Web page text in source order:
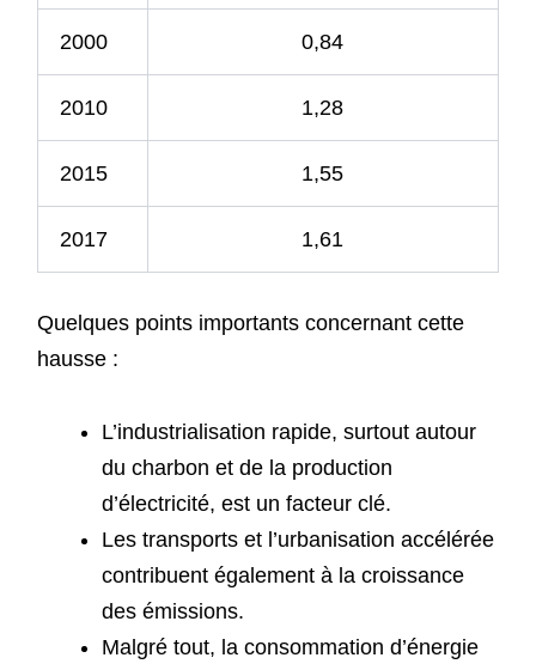
2000 0,84
2010 1,28
2015 1,55
2017 1,61
Quelques points importants concernant cette
hausse :
L’industrialisation rapide, surtout autour
du charbon et de la production
d’électricité, est un facteur clé.
Les transports et l’urbanisation accélérée
contribuent également à la croissance
des émissions.
Malgré tout, la consommation d’énergie